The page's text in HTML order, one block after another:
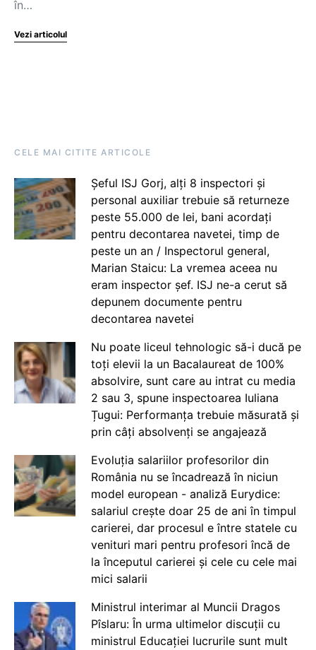
în…
Vezi articolul
CELE MAI CITITE ARTICOLE
Șeful ISJ Gorj, alți 8 inspectori și
personal auxiliar trebuie să returneze
peste 55.000 de lei, bani acordați
pentru decontarea navetei, timp de
peste un an / Inspectorul general,
Marian Staicu: La vremea aceea nu
eram inspector șef. ISJ ne-a cerut să
depunem documente pentru
decontarea navetei
Nu poate liceul tehnologic să-i ducă pe
toți elevii la un Bacalaureat de 100%
absolvire, sunt care au intrat cu media
2 sau 3, spune inspectoarea Iuliana
Țugui: Performanța trebuie măsurată și
prin câți absolvenți se angajează
Evoluția salariilor profesorilor din
România nu se încadrează în niciun
model european - analiză Eurydice:
salariul crește doar 25 de ani în timpul
carierei, dar procesul e între statele cu
venituri mari pentru profesori încă de
la începutul carierei și cele cu cele mai
mici salarii
Ministrul interimar al Muncii Dragos
Pîslaru: În urma ultimelor discuții cu
ministrul Educației lucrurile sunt mult